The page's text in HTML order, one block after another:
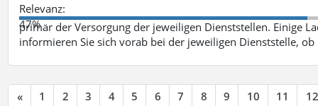
Relevanz:
47%
primär der Versorgung der jeweiligen Dienststellen. Einige
informieren Sie sich vorab bei der jeweiligen Dienststelle, ob
« 1 2 3 4 5 6 7 8 9 10 11 12